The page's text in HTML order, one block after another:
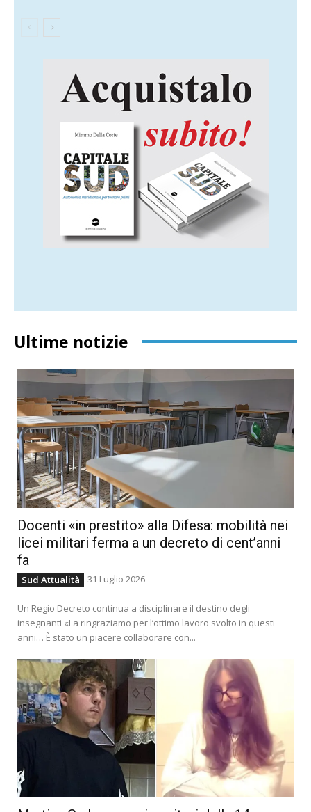
Ultime notizie
Docenti «in prestito» alla Difesa: mobilità nei
licei militari ferma a un decreto di cent’anni
fa
Sud Attualità 31 Luglio 2026
Un Regio Decreto continua a disciplinare il destino degli
insegnanti «La ringraziamo per l’ottimo lavoro svolto in questi
anni… È stato un piacere collaborare con...